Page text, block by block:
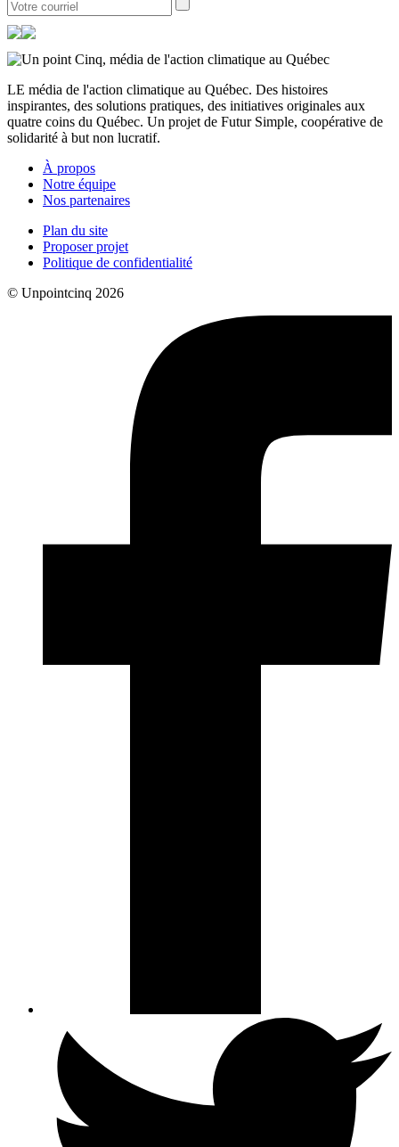
LE média de l'action climatique au Québec. Des histoires
inspirantes, des solutions pratiques, des initiatives originales aux
quatre coins du Québec. Un projet de Futur Simple, coopérative de
solidarité à but non lucratif.
À propos
Notre équipe
Nos partenaires
Plan du site
Proposer projet
Politique de confidentialité
© Unpointcinq 2026